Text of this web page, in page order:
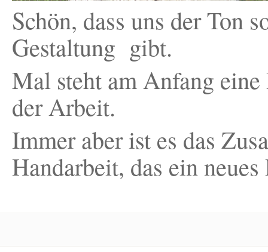
Schön, dass uns der Ton
Gestaltung gibt.
Mal steht am Anfang
der Arbeit.
Immer aber ist es das
Handarbeit, das ein